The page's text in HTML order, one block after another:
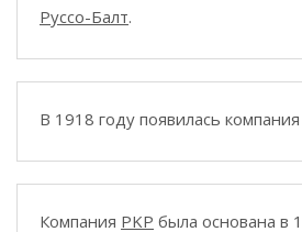
Руссо-Балт.
В 1918 году появилась компания
Компания PKP была основана в